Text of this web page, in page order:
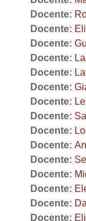
Docente:
Docente:
Docente:
Docente:
Docente:
Docente:
Docente:
Docente:
Docente:
Docente:
Docente:
Docente:
Docente:
Docente:
Docente: